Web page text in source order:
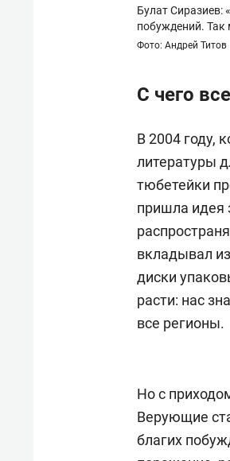
Булат Сиразиев:
побуждений. Так
Фото: Андрей Титов
С чего
В 2004 году,
литературы
тюбетейки
пришла идея
вкладывал
диски
расти: нас
все регионы.
Но с
Верующие
благих